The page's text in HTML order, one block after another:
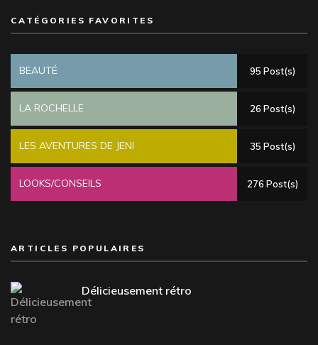
CATÉGORIES FAVORITES
BEAUTÉ 95 Post(s)
LA ROCHELLE 26 Post(s)
LES AVENTURES DE JENI 35 Post(s)
LOOKS/CONSEILS 276 Post(s)
ARTICLES POPULAIRES
Délicieusement rétro